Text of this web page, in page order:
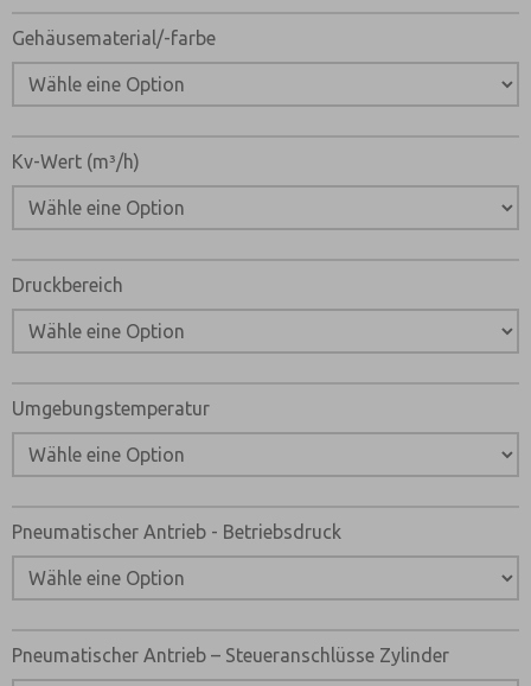
Gehäusematerial/-farbe
Kv-Wert (m³/h)
Druckbereich
Umgebungstemperatur
Pneumatischer Antrieb - Betriebsdruck
Pneumatischer Antrieb – Steueranschlüsse Zylinder